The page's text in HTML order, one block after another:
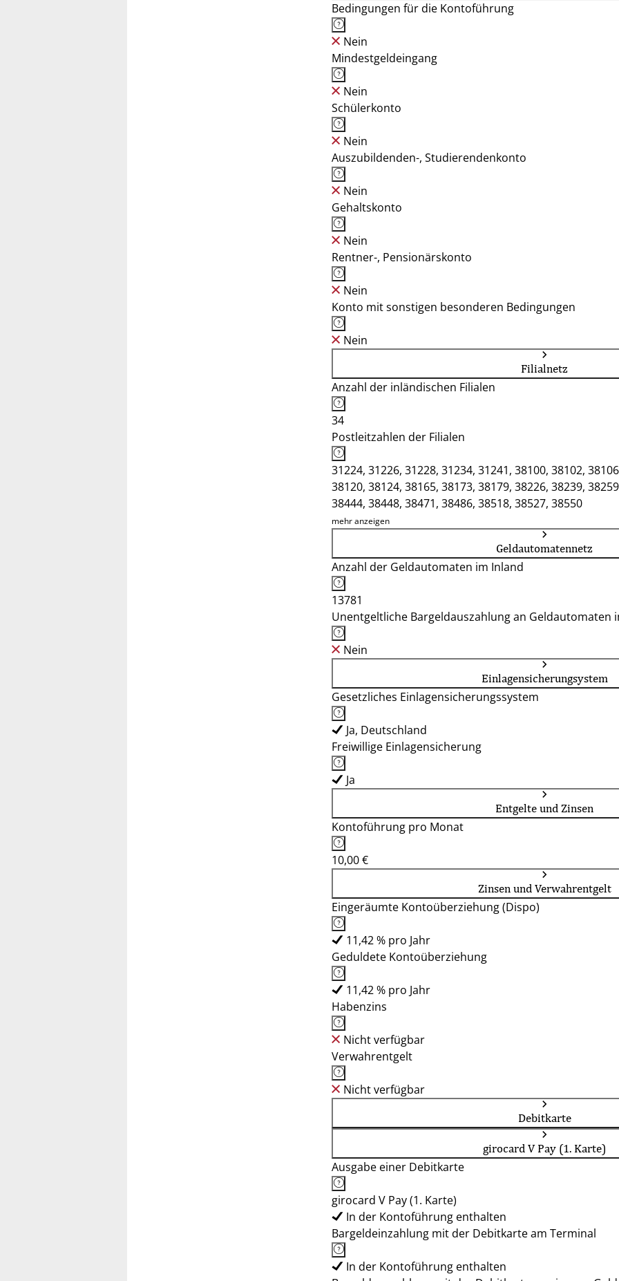
Bedingungen für die Kontoführung
Nein
Mindestgeldeingang
Nein
Schülerkonto
Nein
Auszubildenden-, Studierendenkonto
Nein
Gehaltskonto
Nein
Rentner-, Pensionärskonto
Nein
Konto mit sonstigen besonderen Bedingungen
Nein
Filialnetz
Anzahl der inländischen Filialen
34
Postleitzahlen der Filialen
31224, 31226, 31228, 31234, 31241, 38100, 38102,
38120, 38124, 38165, 38173, 38179, 38226, 38239,
38444, 38448, 38471, 38486, 38518, 38527, 38550
mehr anzeigen
Geldautomatennetz
Anzahl der Geldautomaten im Inland
13781
Unentgeltliche Bargeldauszahlung an Geldautomaten
Nein
Einlagensicherungsystem
Gesetzliches Einlagensicherungssystem
Ja, Deutschland
Freiwillige Einlagensicherung
Ja
Entgelte und Zinsen
Kontoführung pro Monat
10,00 €
Zinsen und Verwahrentgelt
Eingeräumte Kontoüberziehung (Dispo)
11,42 % pro Jahr
Geduldete Kontoüberziehung
11,42 % pro Jahr
Habenzins
Nicht verfügbar
Verwahrentgelt
Nicht verfügbar
Debitkarte
girocard V Pay (1. Karte)
Ausgabe einer Debitkarte
girocard V Pay (1. Karte)
In der Kontoführung enthalten
Bargeldeinzahlung mit der Debitkarte am Terminal
In der Kontoführung enthalten